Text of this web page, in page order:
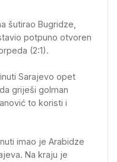
šutirao Bugridze,
potpuno otvoren
(2:1).
Sarajevo opet
griješi golman
to koristi i
imao je Arabidze
Na kraju je